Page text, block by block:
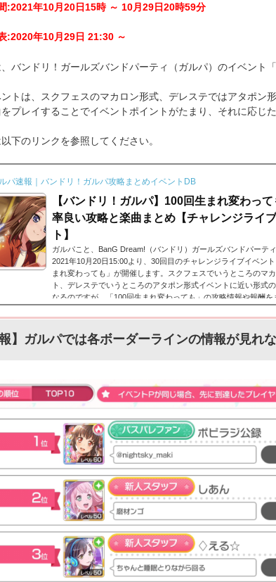
:2021年10月20日15時 ～ 10月29日20時59分
:2020年10月29日 21:30 ～
バンドリ！ガールズバンドパーティ（ガルパ）のイベント
ントは、スクフェスのマカロン形式、デレステではアタポン
プレイすることでイベントポイントがたまり、それに応じ
下のリンクを参照してください。
パ速報｜バンドリ！ガルパ攻略まとめイベントDB
【バンドリ！ガルパ】100回生まれ変わっ
率良い攻略と楽曲まとめ【チャレンジライ
ト】
ガルパこと、BanG Dream!（バンドリ）ガールズバンドパーティ
2021年10月20日15:00より、30回目のチャレンジライブイベン
まれ変わっても」が開催します。スクフェスでいうところのマ
ト、デレステでいうところのアタポン形式イベントに近い形式
なるのですが、「100回生まれ変わっても」の攻略情報や報酬を
月29日20時59分■結果発表:2020年10月29日 21:30 ～ それでは
ガールズバンドパーティ（ガ...
報】ガルパでは各ボーダーラインの情報が見れ